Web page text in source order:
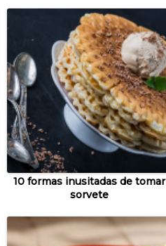
10 formas inusitadas de tomar
sorvete